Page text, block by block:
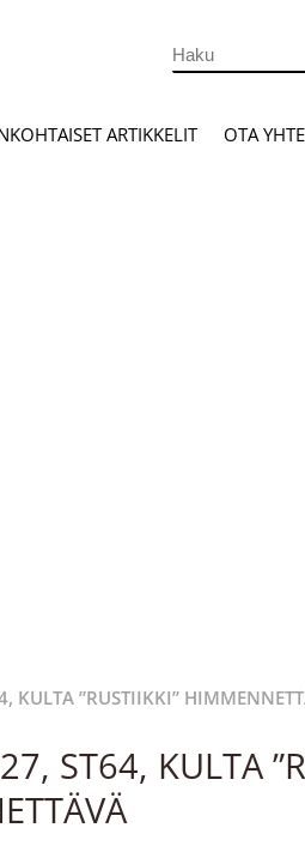
ARTIKKELIT OTA
KULTA ”RUSTIIKKI”
ST64, KULTA